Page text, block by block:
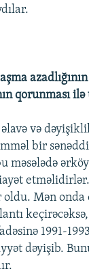
qorunması ilə
və
bir
məsələdə
Mən
1991-
dəyişib.